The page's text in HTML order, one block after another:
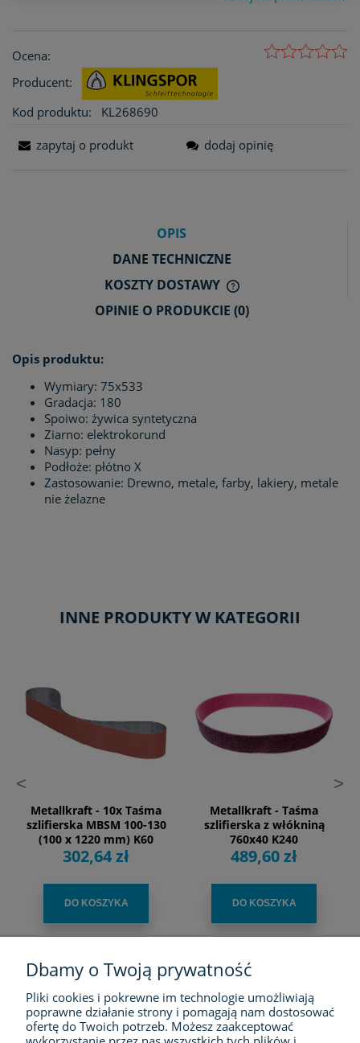
Ocena:
Producent:
Kod produktu:
KL268690
zapytaj o produkt dodaj opinię
OPIS
DANE TECHNICZNE
KOSZTY DOSTAWY
KOSZTÓW PŁATNOŚCI
OPINIE O PRODUKCIE (0)
Opis produktu:
Wymiary: 75x533
Gradacja: 180
Spoiwo: żywica syntetyczna
Ziarno: elektrokorund
Nasyp: pełny
Podłoże: płótno X
Zastosowanie: Drewno, metale, farby, lakiery, metale
nie żelazne
INNE PRODUKTY W KATEGORII
<
Metallkraft - 10x Taśma
szlifierska MBSM 100-130
(100 x 1220 mm) K60
302,64 zł
DO KOSZYKA
Metallkraft - Taśma
szlifierska z włókniną
760x40 K240
489,60 zł
DO KOSZYKA
>
FIRMA
ZAKUPY
Dbamy o Twoją prywatność
Pliki cookies i pokrewne im technologie umożliwiają
poprawne działanie strony i pomagają nam dostosować
ofertę do Twoich potrzeb. Możesz zaakceptować